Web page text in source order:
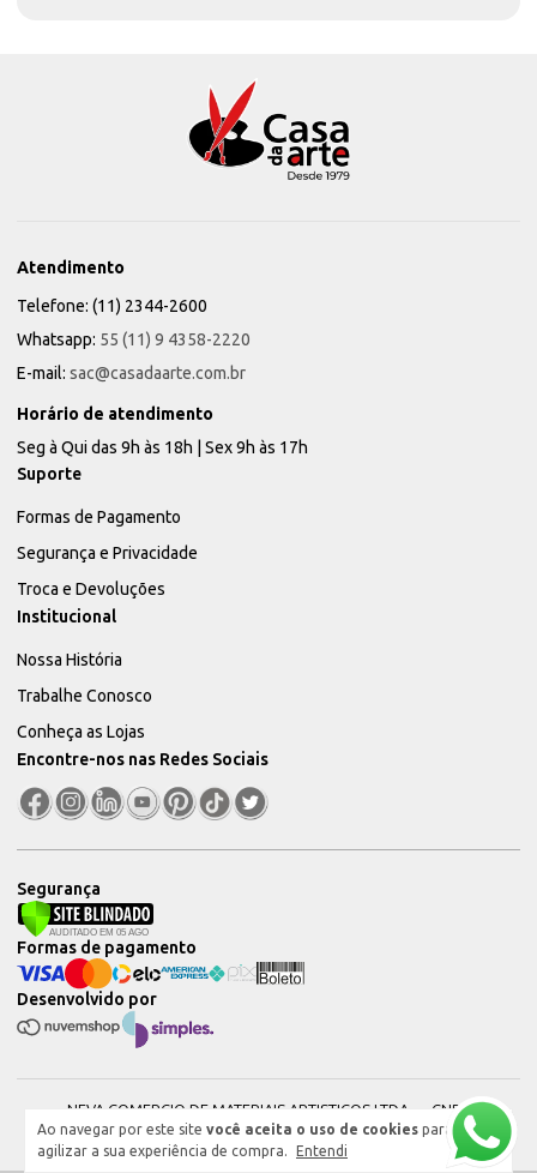
Ao navegar por este site você aceita o uso de cookies para
agilizar a sua experiência de compra.
Entendi
Atendimento
Telefone: (11) 2344-2600
Whatsapp: 55 (11) 9 4358-2220
E-mail: sac@casadaarte.com.br
Horário de atendimento
Seg à Qui das 9h às 18h | Sex 9h às 17h
Suporte
Formas de Pagamento
Segurança e Privacidade
Troca e Devoluções
Institucional
Nossa História
Trabalhe Conosco
Conheça as Lojas
Encontre-nos nas Redes Sociais
Segurança
Desenvolvido por
Formas de pagamento
NEVA COMERCIO DE MATERIAIS ARTISTICOS LTDA — CNPJ:
51604544000101 © 2026. Todos os direitos reservados.